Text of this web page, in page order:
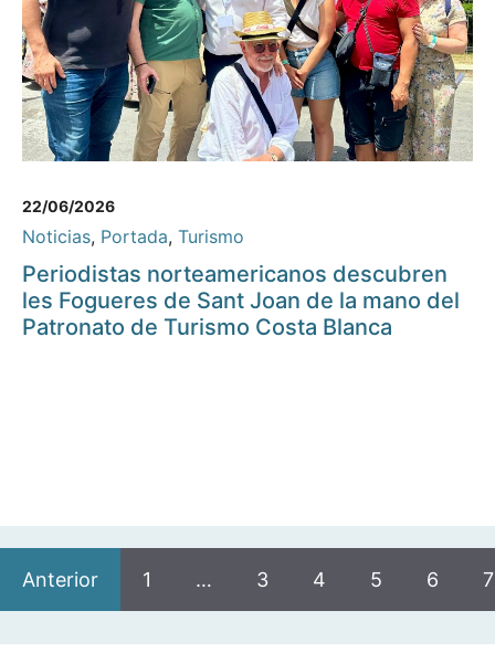
22/06/2026
Noticias, Portada, Turismo
Periodistas norteamericanos descubren
les Fogueres de Sant Joan de la mano del
Patronato de Turismo Costa Blanca
Anterior 1 … 3 4 5 6 7